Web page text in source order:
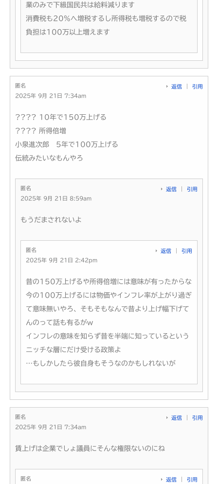
業のみで下級国民共は給料減ります
消費税も20%へ増税するし所得税も増税するので税
負担は100万以上増えます
匿名
2025年 9月 21日 7:34am
返信 引用
???? 10年で150万上げる
???? 所得倍増
小泉進次郎 5年で100万上げる
伝統みたいなもんやろ
匿名
2025年 9月 21日 8:59am
返信 引用
もうだまされないよ
匿名
2025年 9月 21日 2:42pm
返信 引用
昔の150万上げるや所得倍増には意味が有ったからな
今の100万上げるには物価やインフレ率が上がり過ぎ
て意味無いやろ、そもそもなんで昔より上げ幅下げて
んのって話も有るがw
インフレの意味を知らず昔を半端に知っているという
ニッチな層にだけ受ける政策よ
…もしかしたら彼自身もそうなのかもしれないが
匿名
2025年 9月 21日 7:34am
返信 引用
賃上げは企業でしょ議員にそんな権限ないのにね
匿名
返信 引用